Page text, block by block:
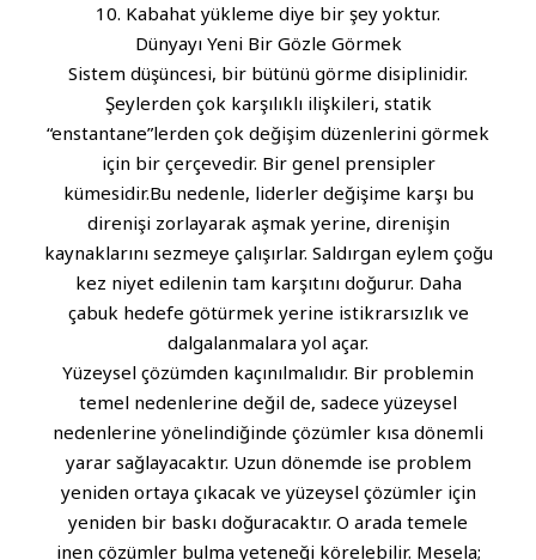
10. Kabahat yükleme diye bir şey yoktur.
Dünyayı Yeni Bir Gözle Görmek
Sistem düşüncesi, bir bütünü görme disiplinidir.
Şeylerden çok karşılıklı ilişkileri, statik
“enstantane”lerden çok değişim düzenlerini görmek
için bir çerçevedir. Bir genel prensipler
kümesidir.Bu nedenle, liderler değişime karşı bu
direnişi zorlayarak aşmak yerine, direnişin
kaynaklarını sezmeye çalışırlar. Saldırgan eylem çoğu
kez niyet edilenin tam karşıtını doğurur. Daha
çabuk hedefe götürmek yerine istikrarsızlık ve
dalgalanmalara yol açar.
Yüzeysel çözümden kaçınılmalıdır. Bir problemin
temel nedenlerine değil de, sadece yüzeysel
nedenlerine yönelindiğinde çözümler kısa dönemli
yarar sağlayacaktır. Uzun dönemde ise problem
yeniden ortaya çıkacak ve yüzeysel çözümler için
yeniden bir baskı doğuracaktır. O arada temele
inen çözümler bulma yeteneği körelebilir. Mesela;